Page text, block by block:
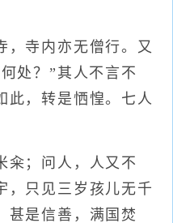
寺内亦无僧行。又
处？”其人不言不
此，转是恓惶。七人
；问人，人又不
，只见三岁孩儿无千
甚是信善，满国焚